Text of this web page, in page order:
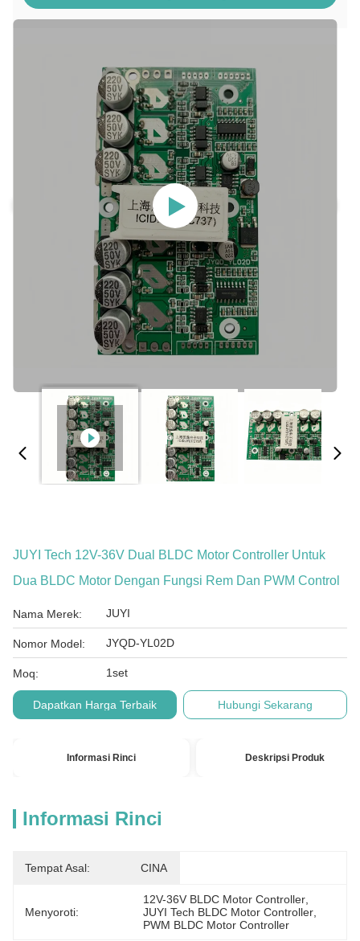
JUYI Tech 12V-36V Dual BLDC Motor Controller Untuk
Dua BLDC Motor Dengan Fungsi Rem Dan PWM Control
Nama Merek: JUYI
Nomor Model: JYQD-YL02D
Moq: 1set
Dapatkan Harga Terbaik Hubungi Sekarang
Informasi Rinci Deskripsi Produk
Informasi Rinci
Tempat Asal: CINA
Menyoroti:
12V-36V BLDC Motor Controller
JUYI Tech BLDC Motor Controller
PWM BLDC Motor Controller